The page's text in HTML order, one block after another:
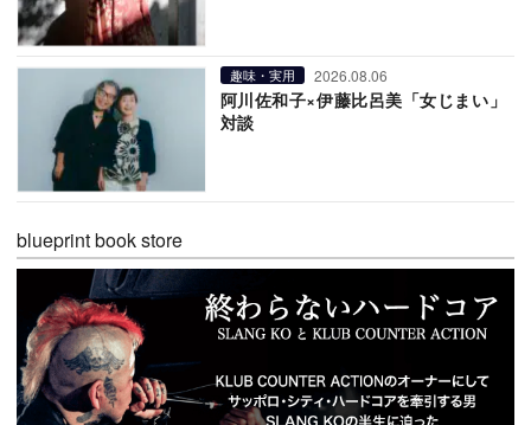
趣味・実用 2026.08.06
阿川佐和子×伊藤比呂美「女じまい」
対談
blueprint book store